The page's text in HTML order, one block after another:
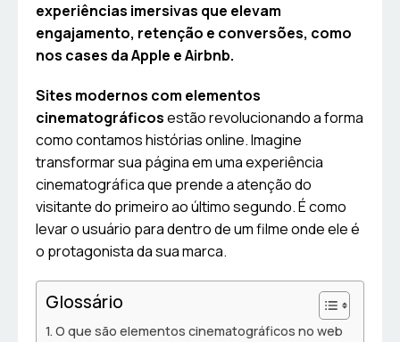
experiências imersivas que elevam
engajamento, retenção e conversões, como
nos cases da Apple e Airbnb.
Sites modernos com elementos
cinematográficosestão revolucionando a forma
como contamos histórias online. Imagine
transformar sua página em uma experiência
cinematográfica que prende a atenção do
visitante do primeiro ao último segundo. É como
levar o usuário para dentro de um filme onde ele é
o protagonista da sua marca.
Glossário
O que são elementos cinematográficos no web